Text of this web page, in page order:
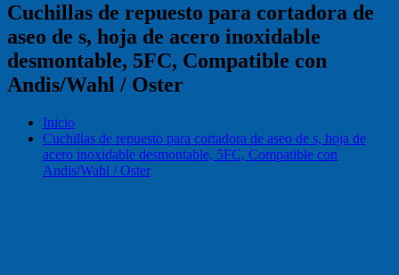
Cuchillas de repuesto para cortadora de
aseo de s, hoja de acero inoxidable
desmontable, 5FC, Compatible con
Andis/Wahl / Oster
Inicio
Cuchillas de repuesto para cortadora de aseo de s, hoja de
acero inoxidable desmontable, 5FC, Compatible con
Andis/Wahl / Oster